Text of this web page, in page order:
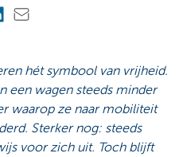
hét symbool van vrijheid.
een wagen steeds minder
waarop ze naar mobiliteit
Sterker nog: steeds
voor zich uit. Toch blijft